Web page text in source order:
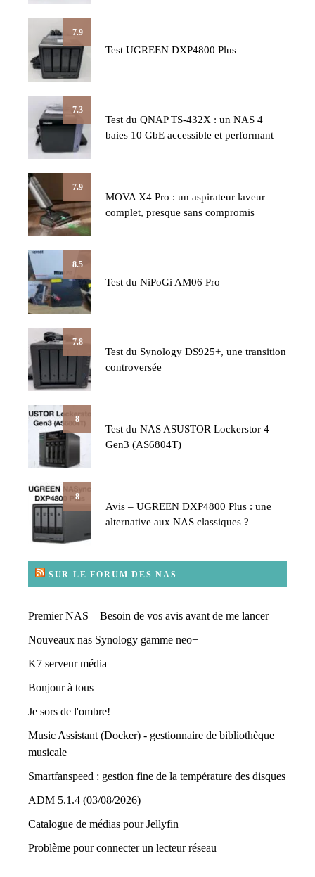
7.9
Test UGREEN DXP4800 Plus
7.3
Test du QNAP TS-432X : un NAS 4
baies 10 GbE accessible et performant
7.9
MOVA X4 Pro : un aspirateur laveur
complet, presque sans compromis
8.5
Test du NiPoGi AM06 Pro
7.8
Test du Synology DS925+, une transition
controversée
8
Test du NAS ASUSTOR Lockerstor 4
Gen3 (AS6804T)
8
Avis – UGREEN DXP4800 Plus : une
alternative aux NAS classiques ?
SUR LE FORUM DES NAS
Premier NAS – Besoin de vos avis avant de me lancer
Nouveaux nas Synology gamme neo+
K7 serveur média
Bonjour à tous
Je sors de l'ombre!
Music Assistant (Docker) - gestionnaire de bibliothèque
musicale
Smartfanspeed : gestion fine de la température des disques
ADM 5.1.4 (03/08/2026)
Catalogue de médias pour Jellyfin
Problème pour connecter un lecteur réseau